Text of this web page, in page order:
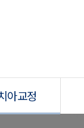
아교정